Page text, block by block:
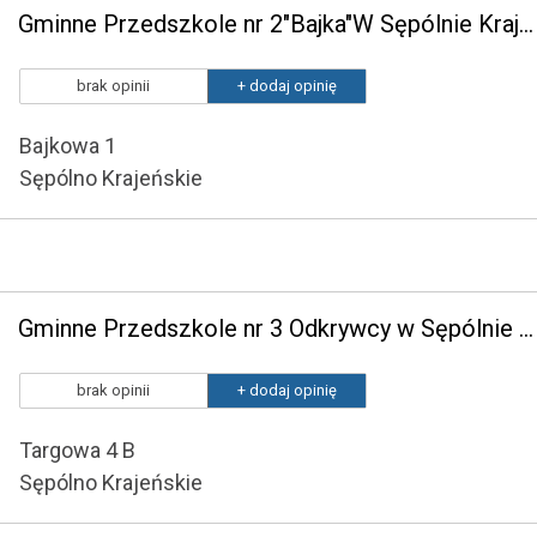
Gminne Przedszkole nr 2"Bajka"W Sępólnie Krajeńskim
brak opinii + dodaj opinię
Bajkowa 1
Sępólno Krajeńskie
Gminne Przedszkole nr 3 Odkrywcy w Sępólnie Krajeńskim
brak opinii + dodaj opinię
Targowa 4 B
Sępólno Krajeńskie